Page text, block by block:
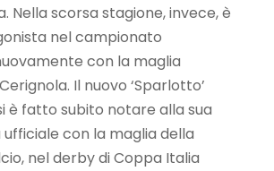
Nella scorsa stagione, invece, è
nel campionato
con la maglia
Il nuovo ‘Sparlotto’
è fatto subito notare alla sua
con la maglia della
nel derby di Coppa Italia